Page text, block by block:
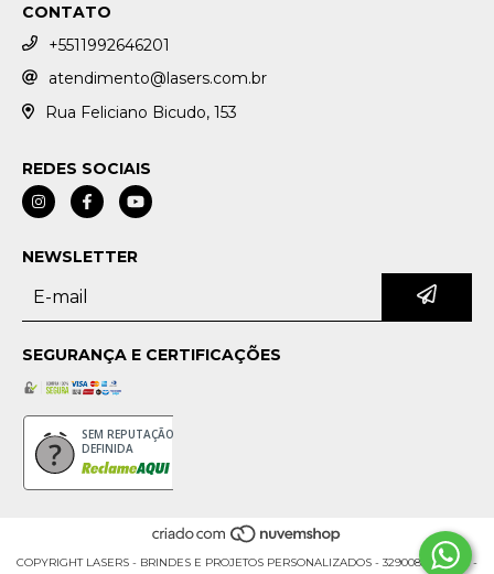
CONTATO
+5511992646201
atendimento@lasers.com.br
Rua Feliciano Bicudo, 153
REDES SOCIAIS
NEWSLETTER
SEGURANÇA E CERTIFICAÇÕES
SEM REPUTAÇÃO
DEFINIDA
COPYRIGHT LASERS - BRINDES E PROJETOS PERSONALIZADOS - 32900853000176 -